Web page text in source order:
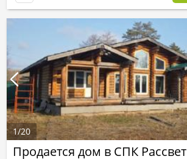
Продается дом в СПК Рассвет
1/20